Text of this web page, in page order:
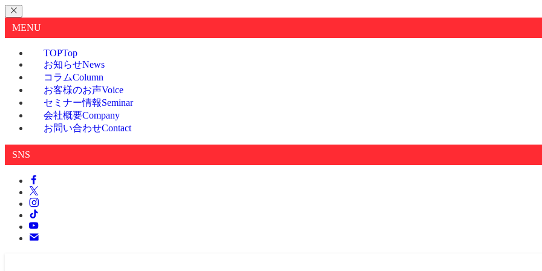
MENU
TOPTop
お知らせNews
コラムColumn
お客様のお声Voice
セミナー情報Seminar
会社概要Company
お問い合わせContact
SNS